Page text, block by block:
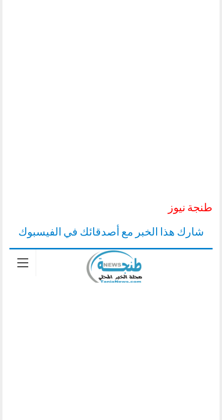
طنجة نيوز
شارك هذا الخبر مع أصدقائك في الفيسبوك